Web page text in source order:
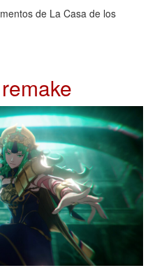
de La Casa de los